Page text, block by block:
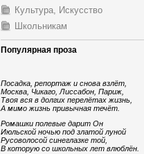
Культура, Искусство
Школьникам
Популярная проза
Посадка, репортаж и снова взлёт,
Москва, Чикаго, Лиссабон, Париж,
Твоя вся в долгих перелётах жизнь,
А мимо жизнь привычная течёт.
Ромашки полевые дарит Он
Июльской ночью под златой луной
Русоволосой синеглазке той,
В которую со школьных лет влюблён.